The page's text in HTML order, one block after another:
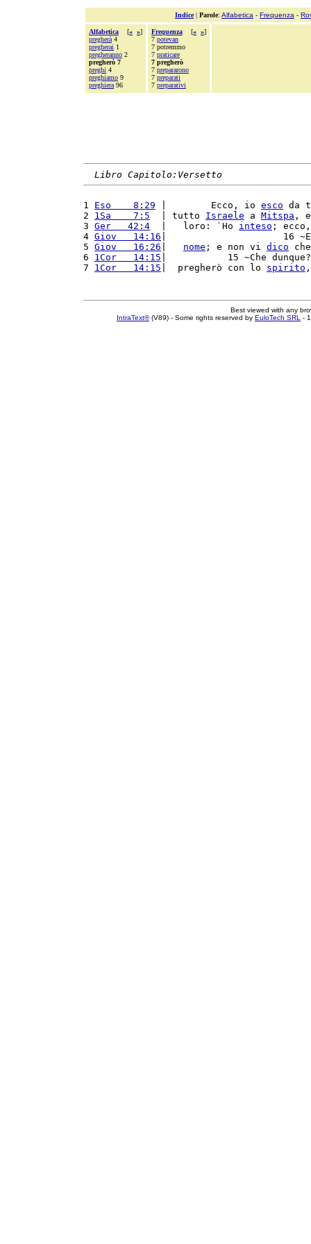
Indice| Parole: Alfabetica - Frequenza -
Alfabetica [« »]
pregherà 4
pregherai 1
pregheranno 2
pregherò 7
preghi 4
preghiamo 9
preghiera 96
Frequenza [« »]
7 potevan
7 potremmo
7 praticare
7 pregherò
7 prepararono
7 preparati
7 preparativi
Libro Capitolo:Versetto
1 Eso    8:29 |        Ecco, io esco da
2 1Sa    7:5
  | tutto
Israele a Mitspa ,
3 Ger   42:4
  |   loro: `Ho
inteso ;
4 Giov   14:16 |                     16
5 Giov   16:26 nome ; e non vi dico
6 1Cor   14:15 |           15 ~Che
7 1Cor   14:15 |  pregherò con lo spirito
Best viewed with any
IntraText®(V89) - Some rights reserved by EuloTech SRL -